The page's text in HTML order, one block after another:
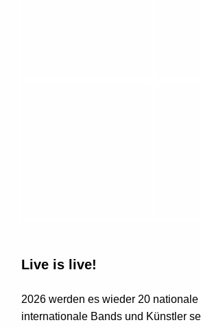
Live is live!
2026 werden es wieder 20 nationale
internationale Bands und Künstler